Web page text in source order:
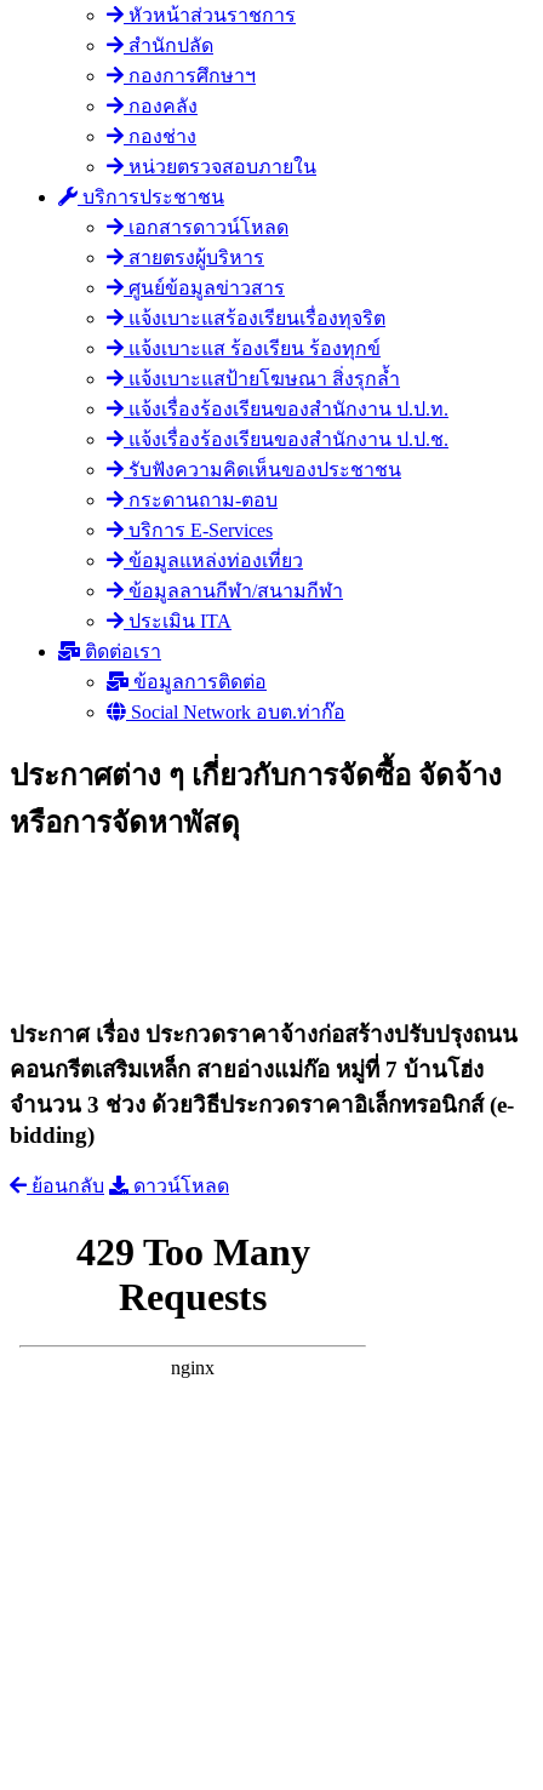
หัวหน้าส่วนราชการ
สำนักปลัด
กองการศึกษาฯ
กองคลัง
กองช่าง
หน่วยตรวจสอบภายใน
บริการประชาชน
เอกสารดาวน์โหลด
สายตรงผู้บริหาร
ศูนย์ข้อมูลข่าวสาร
แจ้งเบาะแสร้องเรียนเรื่องทุจริต
แจ้งเบาะแส ร้องเรียน ร้องทุกข์
แจ้งเบาะแสป้ายโฆษณา สิ่งรุกล้ำ
แจ้งเรื่องร้องเรียนของสำนักงาน ป.ป.ท.
แจ้งเรื่องร้องเรียนของสำนักงาน ป.ป.ช.
รับฟังความคิดเห็นของประชาชน
กระดานถาม-ตอบ
บริการ E-Services
ข้อมูลแหล่งท่องเที่ยว
ข้อมูลลานกีฬา/สนามกีฬา
ประเมิน ITA
ติดต่อเรา
ข้อมูลการติดต่อ
Social Network อบต.ท่าก๊อ
ประกาศต่าง ๆ เกี่ยวกับการจัดซื้อ จัดจ้าง
หรือการจัดหาพัสดุ
ประกาศ เรื่อง ประกวดราคาจ้างก่อสร้างปรับปรุงถนน
คอนกรีตเสริมเหล็ก สายอ่างแม่ก๊อ หมู่ที่ 7 บ้านโฮ่ง
จำนวน 3 ช่วง ด้วยวิธีประกวดราคาอิเล็กทรอนิกส์ (e-
bidding)
ย้อนกลับ ดาวน์โหลด